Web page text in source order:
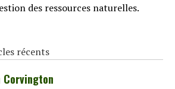
des ressources naturelles.
récents
Corvington